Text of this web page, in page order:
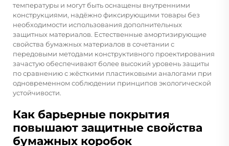
температуры и могут быть оснащены внутренними
конструкциями, надёжно фиксирующими товары без
необходимости использования дополнительных
защитных материалов. Естественные амортизирующие
свойства бумажных материалов в сочетании с
передовыми методами конструктивного проектирования
зачастую обеспечивают более высокий уровень защиты
по сравнению с жёсткими пластиковыми аналогами при
одновременном соблюдении принципов экологической
устойчивости.
Как барьерные покрытия
повышают защитные свойства
бумажных коробок